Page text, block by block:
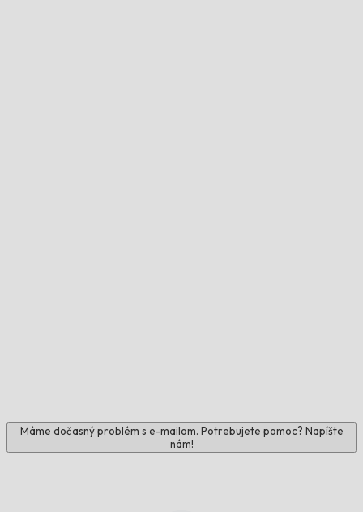
Máme dočasný problém s e-mailom. Potrebujete pomoc? Napíšte
nám!